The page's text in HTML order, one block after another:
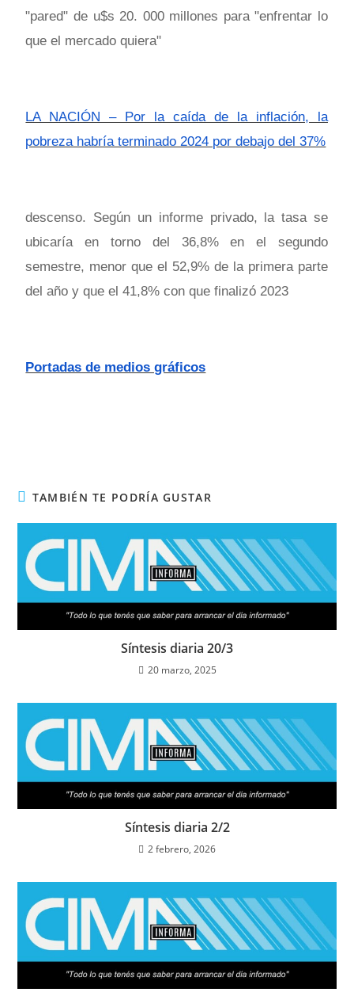
"pared" de u$s 20. 000 millones para "enfrentar lo
que el mercado quiera"
LA NACIÓN – Por la caída de la inflación, la
pobreza habría terminado 2024 por debajo del 37%
descenso. Según un informe privado, la tasa se
ubicaría en torno del 36,8% en el segundo
semestre, menor que el 52,9% de la primera parte
del año y que el 41,8% con que finalizó 2023
Portadas de medios gráficos
TAMBIÉN TE PODRÍA GUSTAR
Síntesis diaria 20/3
20 marzo, 2025
Síntesis diaria 2/2
2 febrero, 2026